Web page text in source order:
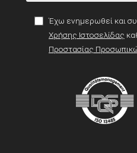
Έχω ενημερωθεί και
Χρήσης Ιστοσελίδας
Προστασίας